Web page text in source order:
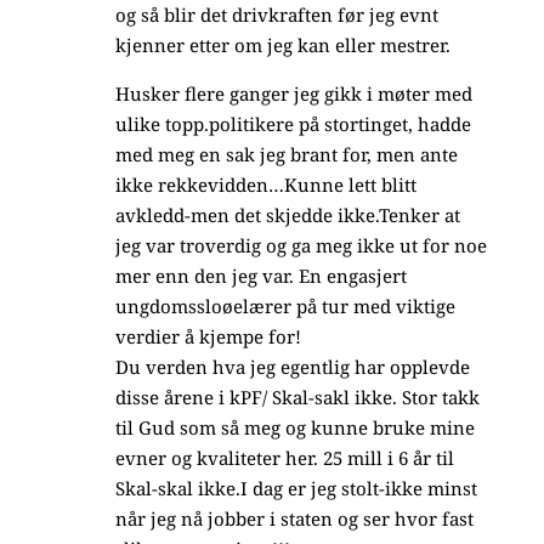
og så blir det drivkraften før jeg evnt
kjenner etter om jeg kan eller mestrer.
Husker flere ganger jeg gikk i møter med
ulike topp.politikere på stortinget, hadde
med meg en sak jeg brant for, men ante
ikke rekkevidden…Kunne lett blitt
avkledd-men det skjedde ikke.Tenker at
jeg var troverdig og ga meg ikke ut for noe
mer enn den jeg var. En engasjert
ungdomssloøelærer på tur med viktige
verdier å kjempe for!
Du verden hva jeg egentlig har opplevde
disse årene i kPF/ Skal-sakl ikke. Stor takk
til Gud som så meg og kunne bruke mine
evner og kvaliteter her. 25 mill i 6 år til
Skal-skal ikke.I dag er jeg stolt-ikke minst
når jeg nå jobber i staten og ser hvor fast